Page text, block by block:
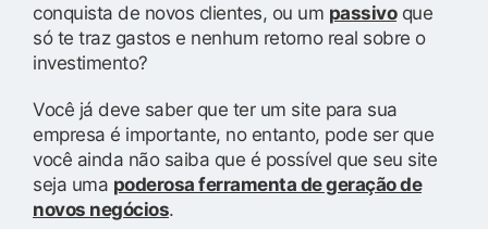
conquista de novos clientes, ou um passivoque
só te traz gastos e nenhum retorno real sobre o
investimento?
Você já deve saber que ter um site para sua
empresa é importante, no entanto, pode ser que
você ainda não saiba que é possível que seu site
seja uma poderosa ferramenta de geração de
novos negócios.